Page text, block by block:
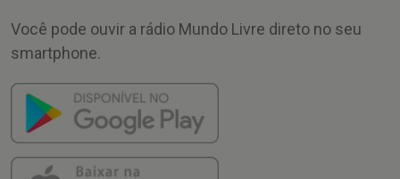
Você pode ouvir a rádio Mundo Livre direto no seu
smartphone.